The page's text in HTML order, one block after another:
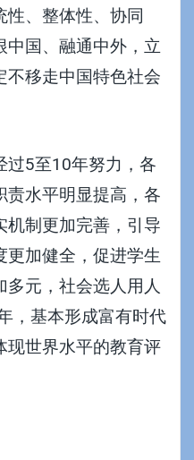
性、整体性、协同
中国、融通中外，立
不移走中国特色社会
5至10年努力，各
责水平明显提高，各
机制更加完善，引导
更加健全，促进学生
元，社会选人用人
，基本形成富有时代
现世界水平的教育评